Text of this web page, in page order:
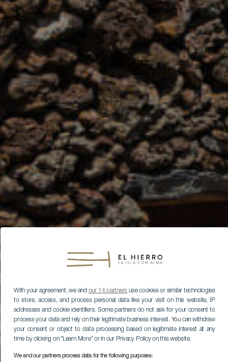
With your agreement, we and our 14 partners use cookies or similar technologies
to store, access, and process personal data like your visit on this website, IP
addresses and cookie identifiers. Some partners do not ask for your consent to
process your data and rely on their legitimate business interest. You can withdraw
your consent or object to data processing based on legitimate interest at any
time by clicking on “Learn More” or in our Privacy Policy on this website.
We and our partners process data for the following purposes: